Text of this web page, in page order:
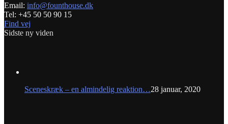
Email: info@founthouse.dk
Tel: +45 50 50 90 15
Find vej
Sidste ny viden
Sceneskræk – en almindelig reaktion…28 januar, 2020